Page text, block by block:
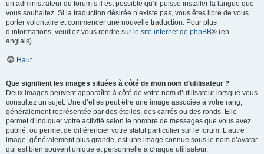
un administrateur du forum s’il est possible qu’il puisse installer la langue que
vous souhaitez. Si la traduction désirée n’existe pas, vous êtes libre de vous
porter volontaire et commencer une nouvelle traduction. Pour plus
d’informations, veuillez vous rendre sur le site internet de phpBB® (en
anglais).
Haut
Que signifient les images situées à côté de mon nom d’utilisateur ?
Deux images peuvent apparaître à côté de votre nom d’utilisateur lorsque vous
consultez un sujet. Une d’elles peut être une image associée à votre rang,
généralement représentée par des étoiles, des carrés ou des ronds. Elle
permet d’indiquer votre activité selon le nombre de messages que vous avez
publié, ou permet de différencier votre statut particulier sur le forum. L’autre
image, généralement plus grande, est une image connue sous le nom d’avatar
qui est bien souvent unique et personnelle à chaque utilisateur.